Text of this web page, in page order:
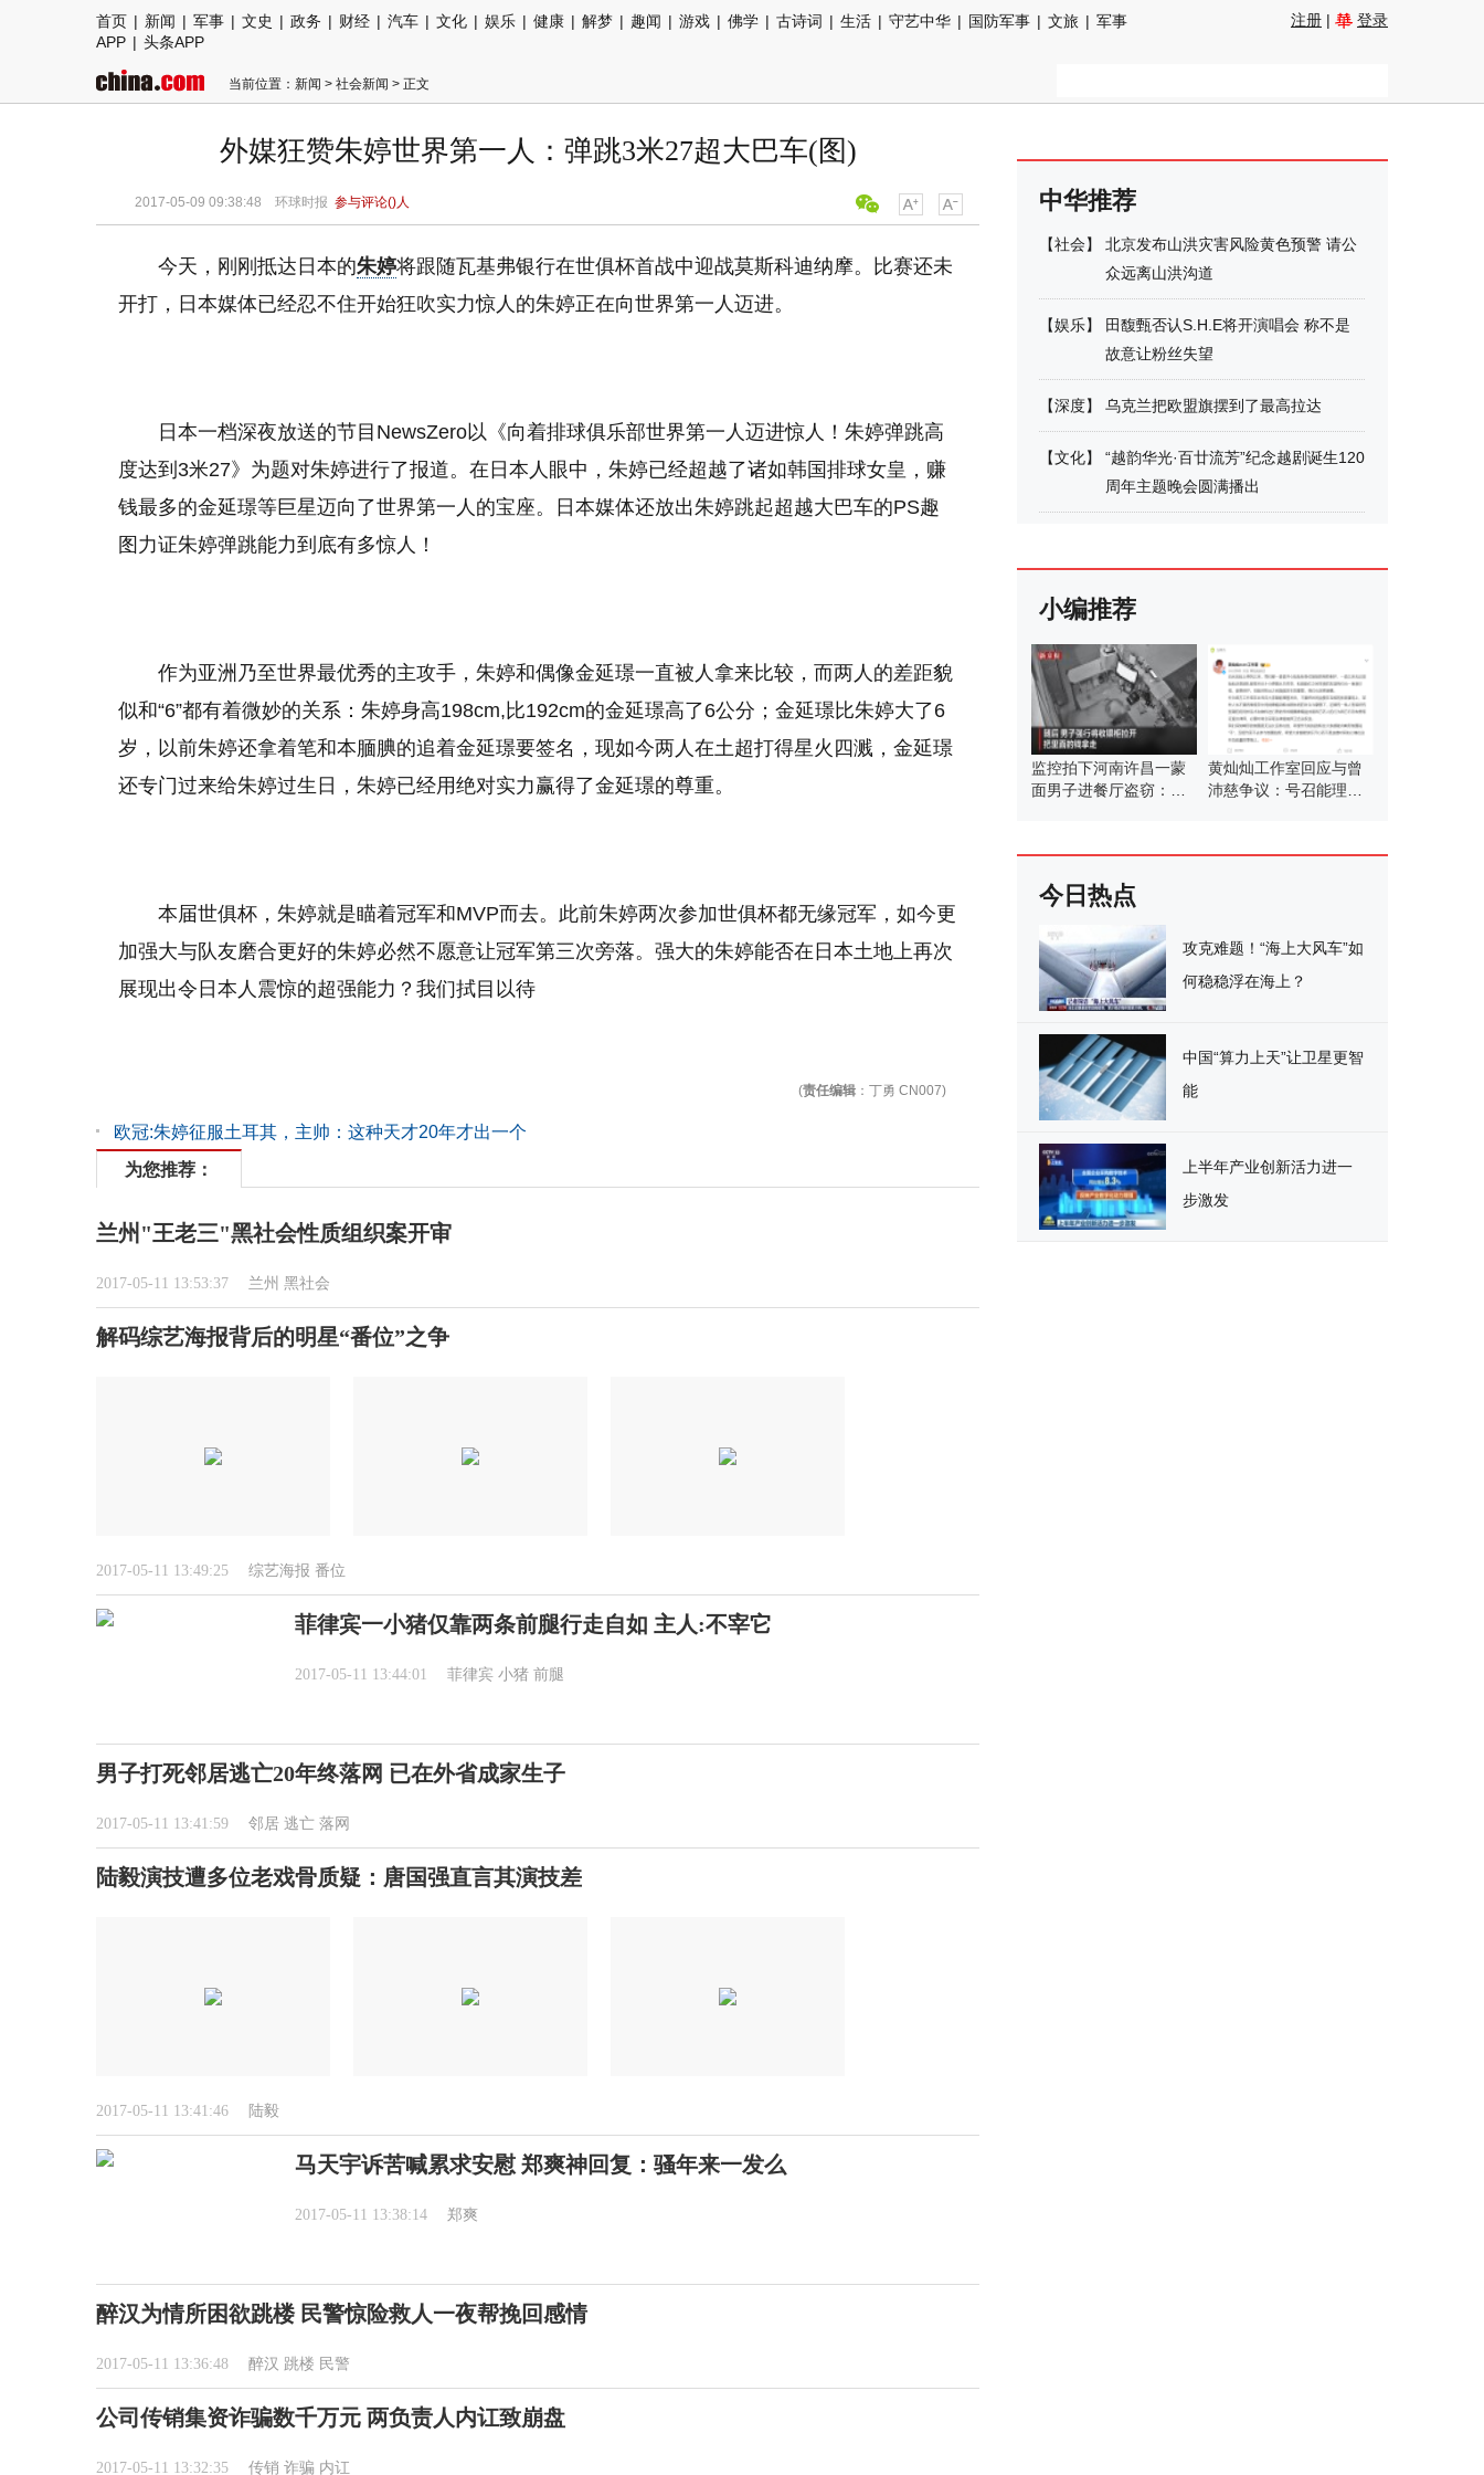
首页 | 新闻 | 军事 | 文史 | 政务 | 财经 | 汽车 | 文化 | 娱乐 | 健康 | 解梦 | 趣闻 | 游戏 | 佛学 | 古诗词 | 生活 | 守艺中华 | 国防军事 | 文旅 | 军事
APP | 头条APP
注册 | 登录
当前位置： 新闻 > 社会新闻 > 正文
外媒狂赞朱婷世界第一人：弹跳3米27超大巴车(图)
2017-05-09 09:38:48 环球时报 参与评论()人
今天，刚刚抵达日本的朱婷将跟随瓦基弗银行在世俱杯首战中迎战莫斯科迪纳摩。比赛还未
开打，日本媒体已经忍不住开始狂吹实力惊人的朱婷正在向世界第一人迈进。
日本一档深夜放送的节目NewsZero以《向着排球俱乐部世界第一人迈进惊人！朱婷弹跳高
度达到3米27》为题对朱婷进行了报道。在日本人眼中，朱婷已经超越了诸如韩国排球女皇，赚
钱最多的金延璟等巨星迈向了世界第一人的宝座。日本媒体还放出朱婷跳起超越大巴车的PS趣
图力证朱婷弹跳能力到底有多惊人！
作为亚洲乃至世界最优秀的主攻手，朱婷和偶像金延璟一直被人拿来比较，而两人的差距貌
似和“6”都有着微妙的关系：朱婷身高198cm,比192cm的金延璟高了6公分；金延璟比朱婷大了6
岁，以前朱婷还拿着笔和本腼腆的追着金延璟要签名，现如今两人在土超打得星火四溅，金延璟
还专门过来给朱婷过生日，朱婷已经用绝对实力赢得了金延璟的尊重。
本届世俱杯，朱婷就是瞄着冠军和MVP而去。此前朱婷两次参加世俱杯都无缘冠军，如今更
加强大与队友磨合更好的朱婷必然不愿意让冠军第三次旁落。强大的朱婷能否在日本土地上再次
展现出令日本人震惊的超强能力？我们拭目以待
(责任编辑 ：丁勇 CN007)
欧冠:朱婷征服土耳其，主帅：这种天才20年才出一个
为您推荐：
兰州"王老三"黑社会性质组织案开审
2017-05-11 13:53:37 兰州 黑社会
解码综艺海报背后的明星“番位”之争
2017-05-11 13:49:25 综艺海报 番位
菲律宾一小猪仅靠两条前腿行走自如 主人:不宰它
2017-05-11 13:44:01 菲律宾 小猪 前腿
男子打死邻居逃亡20年终落网 已在外省成家生子
2017-05-11 13:41:59 邻居 逃亡 落网
陆毅演技遭多位老戏骨质疑：唐国强直言其演技差
2017-05-11 13:41:46 陆毅
马天宇诉苦喊累求安慰 郑爽神回复：骚年来一发么
2017-05-11 13:38:14 郑爽
醉汉为情所困欲跳楼 民警惊险救人一夜帮挽回感情
2017-05-11 13:36:48 醉汉 跳楼 民警
公司传销集资诈骗数千万元 两负责人内讧致崩盘
2017-05-11 13:32:35 传销 诈骗 内讧
中华推荐
【社会】
北京发布山洪灾害风险黄色预警 请公
众远离山洪沟道
【娱乐】
田馥甄否认S.H.E将开演唱会 称不是
故意让粉丝失望
【深度】 乌克兰把欧盟旗摆到了最高拉达
【文化】
“越韵华光·百廿流芳”纪念越剧诞生120
周年主题晚会圆满播出
小编推荐
监控拍下河南许昌一蒙
面男子进餐厅盗窃：开
黄灿灿工作室回应与曾
沛慈争议：号召能理智
今日热点
攻克难题！“海上大风车”如
何稳稳浮在海上？
中国“算力上天”让卫星更智
能
上半年产业创新活力进一
步激发